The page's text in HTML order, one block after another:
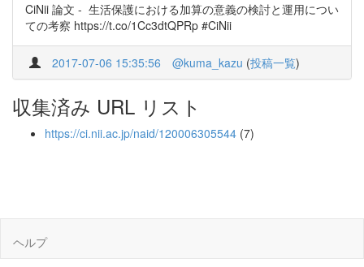
CiNii 論文 - 生活保護における加算の意義の検討と運用につい
ての考察 https://t.co/1Cc3dtQPRp #CiNii
2017-07-06 15:35:56 @kuma_kazu (投稿一覧)
収集済み URL リスト
https://ci.nii.ac.jp/naid/120006305544 (7)
ヘルプ